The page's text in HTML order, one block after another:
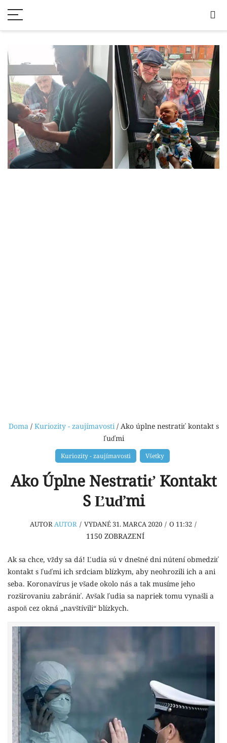
Doma/ Kuriozity - zaujímavosti/ Ako úplne nestratiť kontakt s
ľuďmi
Kuriozity - zaujímavosti Všetky
Ako Úplne Nestratiť Kontakt
S Ľuďmi
AUTORAUTOR / VYDANÉ 31. MARCA 2020 / O 11:32 /
1150 ZOBRAZENÍ
Ak sa chce, vždy sa dá! Ľudia sú v dnešné dni nútení obmedziť
kontakt s ľuďmi ich srdciam blízkym, aby neohrozili ich a ani
seba. Koronavírus je všade okolo nás a tak musíme jeho
rozširovaniu zabrániť. Avšak ľudia sa napriek tomu vynašli a
aspoň cez okná „navštívili“ blízkych.